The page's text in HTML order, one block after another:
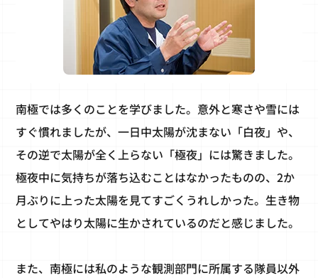
南極では多くのことを学びました。意外と寒さや雪には
すぐ慣れましたが、一日中太陽が沈まない「白夜」や、
その逆で太陽が全く上らない「極夜」には驚きました。
極夜中に気持ちが落ち込むことはなかったものの、2か
月ぶりに上った太陽を見てすごくうれしかった。生き物
としてやはり太陽に生かされているのだと感じました。
また、南極には私のような観測部門に所属する隊員以外